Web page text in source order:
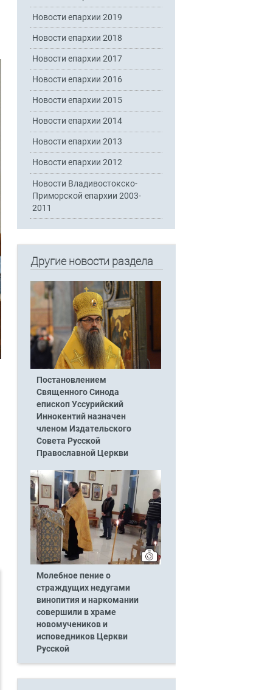
Новости епархии 2019
Новости епархии 2018
Новости епархии 2017
Новости епархии 2016
Новости епархии 2015
Новости епархии 2014
Новости епархии 2013
Новости епархии 2012
Новости Владивостокско-
Приморской епархии 2003-
2011
Другие новости раздела
Постановлением
Священного Синода
епископ Уссурийский
Иннокентий назначен
членом Издательского
Совета Русской
Православной Церкви
Молебное пение о
страждущих недугами
винопития и наркомании
совершили в храме
новомучеников и
исповедников Церкви
Русской